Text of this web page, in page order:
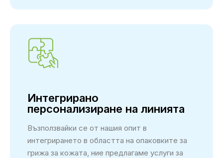
Интегрирано
персонализиране на линията
Възползвайки се от нашия опит в
интегрирането в областта на опаковките за
грижа за кожата, ние предлагаме услуги за